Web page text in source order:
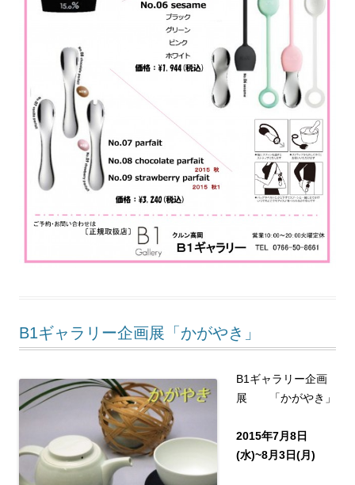
B1ギャラリー企画展「かがやき」
B1ギャラリー企画
展 「かがやき」
2015年7月8日
(水)~8月3日(月)